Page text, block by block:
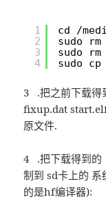
1
2
3
4
cd /
sudo
sudo
sudo
3 .把之前下载
fixup.dat
原文件.
4 .把下载得到
制到 sd卡上的
的是hf编译器):